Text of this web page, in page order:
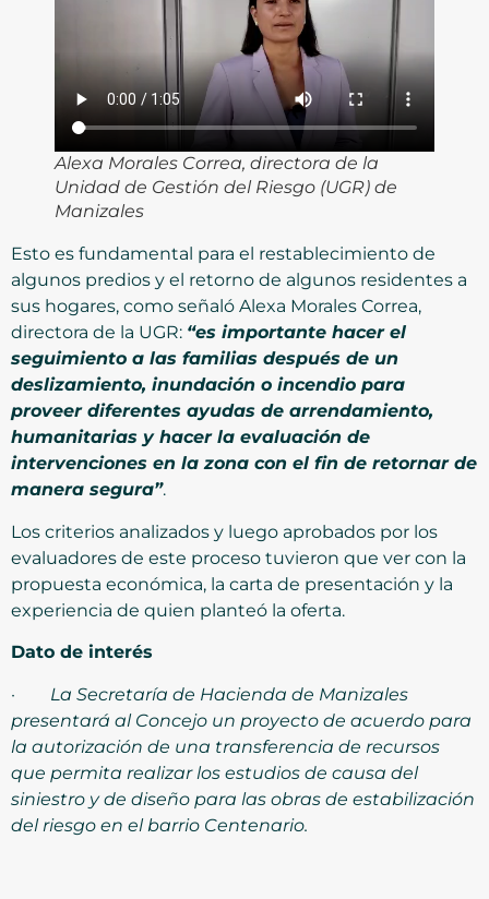
Alexa Morales Correa, directora de la
Unidad de Gestión del Riesgo (UGR) de
Manizales
Esto es fundamental para el restablecimiento de
algunos predios y el retorno de algunos residentes a
sus hogares, como señaló Alexa Morales Correa,
directora de la UGR: “es importante hacer el
seguimiento a las familias después de un
deslizamiento, inundación o incendio para
proveer diferentes ayudas de arrendamiento,
humanitarias y hacer la evaluación de
intervenciones en la zona con el fin de retornar de
manera segura”.
Los criterios analizados y luego aprobados por los
evaluadores de este proceso tuvieron que ver con la
propuesta económica, la carta de presentación y la
experiencia de quien planteó la oferta.
Dato de interés
· La Secretaría de Hacienda de Manizales
presentará al Concejo un proyecto de acuerdo para
la autorización de una transferencia de recursos
que permita realizar los estudios de causa del
siniestro y de diseño para las obras de estabilización
del riesgo en el barrio Centenario.